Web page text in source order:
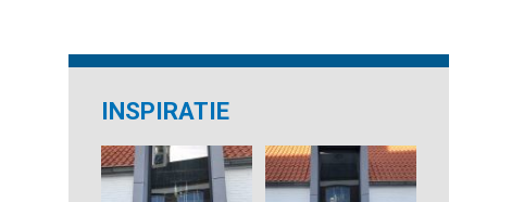
INSPIRATIE